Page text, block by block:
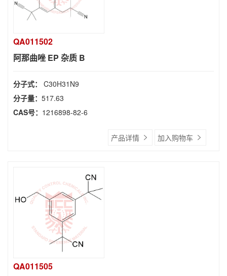
QA011502
阿那曲唑 EP 杂质 B
分子式： C30H31N9
分子量： 517.63
CAS号： 1216898-82-6
产品详情 加入购物车
QA011505